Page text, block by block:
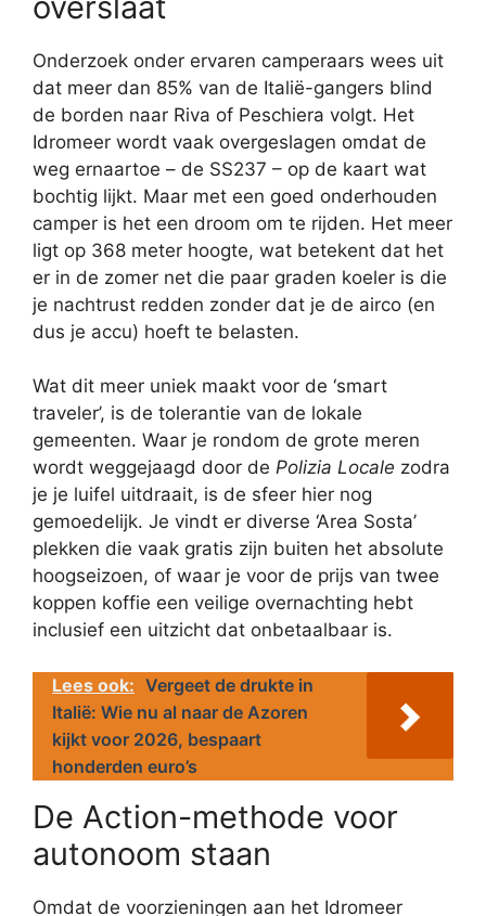
Onderzoek onder ervaren camperaars wees uit
dat meer dan 85% van de Italië-gangers blind
de borden naar Riva of Peschiera volgt. Het
Idromeer wordt vaak overgeslagen omdat de
weg ernaartoe – de SS237 – op de kaart wat
bochtig lijkt. Maar met een goed onderhouden
camper is het een droom om te rijden. Het meer
ligt op 368 meter hoogte, wat betekent dat het
er in de zomer net die paar graden koeler is die
je nachtrust redden zonder dat je de airco (en
dus je accu) hoeft te belasten.
Wat dit meer uniek maakt voor de ‘smart
traveler’, is de tolerantie van de lokale
gemeenten. Waar je rondom de grote meren
wordt weggejaagd door de Polizia Locale zodra
je je luifel uitdraait, is de sfeer hier nog
gemoedelijk. Je vindt er diverse ‘Area Sosta’
plekken die vaak gratis zijn buiten het absolute
hoogseizoen, of waar je voor de prijs van twee
koppen koffie een veilige overnachting hebt
inclusief een uitzicht dat onbetaalbaar is.
Lees ook: Vergeet de drukte in
Italië: Wie nu al naar de Azoren
kijkt voor 2026, bespaart
honderden euro’s
De Action-methode voor
autonoom staan
Omdat de voorzieningen aan het Idromeer